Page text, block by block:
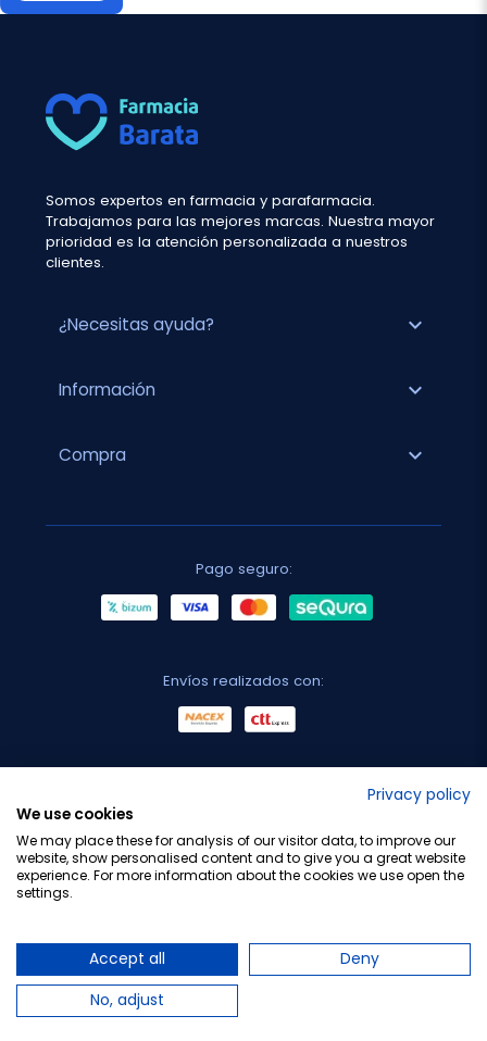
Somos expertos en farmacia y parafarmacia.
Trabajamos para las mejores marcas. Nuestra mayor
prioridad es la atención personalizada a nuestros
clientes.
¿Necesitas ayuda? expand_more
Información expand_more
Compra expand_more
Pago seguro:
Envíos realizados con:
Privacy policy
We use cookies
We may place these for analysis of our visitor data, to improve our
website, show personalised content and to give you a great website
experience. For more information about the cookies we use open the
settings.
Accept all
Deny
No, adjust